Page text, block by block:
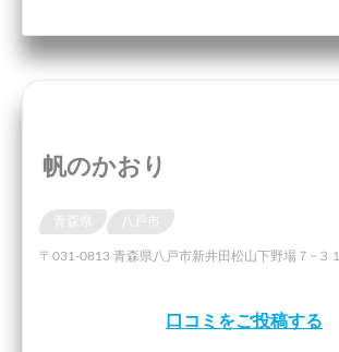
帆のかおり
青森県
〒031-0813 青森県八戸市新井田松山下野場７−３１
口コミをご投稿する